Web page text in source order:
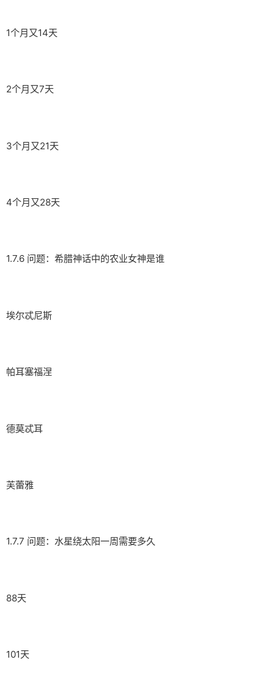
1个月又14天
2个月又7天
3个月又21天
4个月又28天
1.7.6 问题：希腊神话中的农业女神是谁
埃尔忒尼斯
帕耳塞福涅
德莫忒耳
芙蕾雅
1.7.7 问题：水星绕太阳一周需要多久
88天
101天